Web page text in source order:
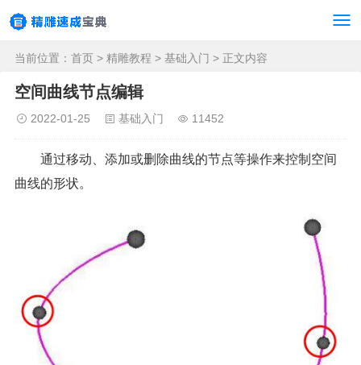
当前位置： 首页 > 精雕教程 > 基础入门 > 正文内容
空间曲线节点编辑
2022-01-25 基础入门 11452
通过移动、添加或删除曲线的节点等操作来控制空间
曲线的形状。